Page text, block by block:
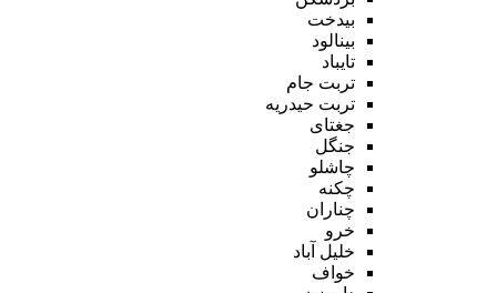
بیدخت
بینالود
تایباد
تربت جام
تربت حیدریه
جغتای
جنگل
چاشلو
چکنه
چناران
خرو
خلیل آباد
خواف